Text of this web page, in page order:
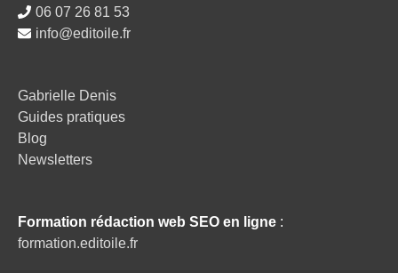
06 07 26 81 53
info@editoile.fr
Gabrielle Denis
Guides pratiques
Blog
Newsletters
Formation rédaction web SEO en ligne :
formation.editoile.fr